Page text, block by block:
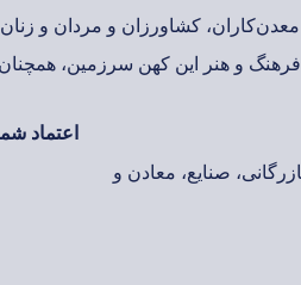
معدن‌کاران، کشاورزان و مردان و
و هنر این کهن سرزمین،
صنایع، معادن و
اعتماد